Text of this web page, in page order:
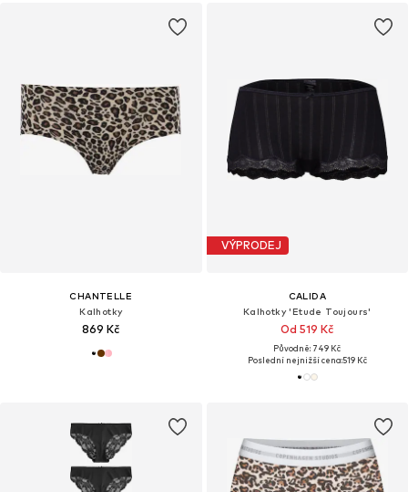
CHANTELLE
Kalhotky
869 Kč
VÝPRODEJ
CALIDA
Kalhotky 'Etude Toujours'
Od 519 Kč
Původně: 749 Kč
Poslední nejnižší cena:519 Kč